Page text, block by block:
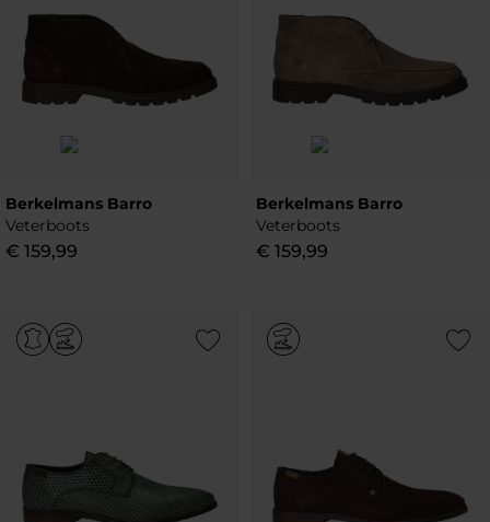
Berkelmans Barro
Veterboots
€ 159,99
Berkelmans Barro
Veterboots
€ 159,99
Add to Wishlist Add to